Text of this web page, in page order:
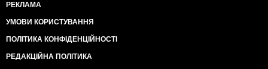
РЕКЛАМА
УМОВИ КОРИСТУВАННЯ
ПОЛІТИКА КОНФІДЕНЦІЙНОСТІ
РЕДАКЦІЙНА ПОЛІТИКА